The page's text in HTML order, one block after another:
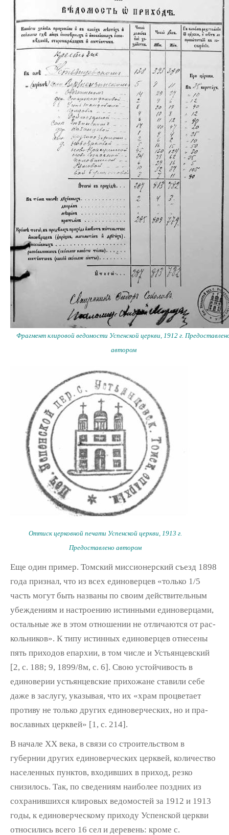
Фрагмент клировой ведомости Успенской церкви, 1912 г.
автором
Оттиск церковной печати Успенской церкви, 1913 г.
Предоставлено автором
Еще один пример. Томский миссионерский съезд 1898
года признал, что из всех едино­верцев «только 1/5
часть могут быть названы по своим действительным
убеждениям и на­строению истинными единоверцами,
осталь­ные же в этом отношении не отличаются от рас­
кольников». К типу истинных единоверцев отнесены
пять приходов епархии, в том чис­ле и Устьянцевский
[2, с. 188; 9, 1899/8м, с. 6]. Свою устойчивость в
единоверии устьянцевские прихожане ставили себе
даже в заслугу, указывая, что их «храм процветает
противу не только других единоверческих, но и пра­
вославных церквей» [1, с. 214].
В начале XX века, в связи со строительством в
губернии других единоверческих церквей, количество
населенных пунктов, входив­ших в приход, резко
снизилось. Так, по све­дениям наиболее поздних из
сохранившихся клировых ведомостей за 1912 и 1913
годы, к единоверческому приходу Успенской церк­ви
относились всего 16 сел и деревень: кроме с.